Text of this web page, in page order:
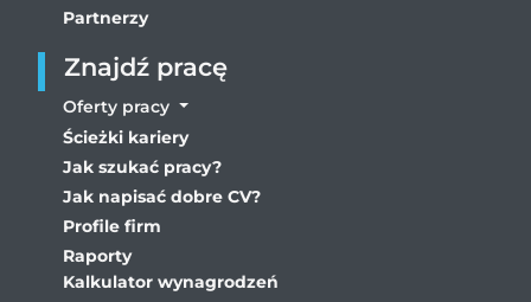
Partnerzy
Znajdź pracę
Oferty pracy
Ścieżki kariery
Jak szukać pracy?
Jak napisać dobre CV?
Profile firm
Raporty
Kalkulator wynagrodzeń